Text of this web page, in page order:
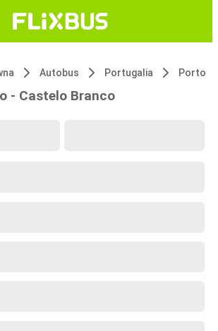
Autobus Portugalia Porto
- Castelo Branco